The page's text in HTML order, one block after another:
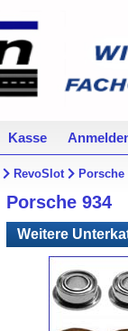
Kasse
RevoSlot Porsche
Porsche 934
Weitere